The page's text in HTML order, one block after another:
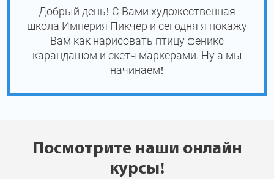
Добрый день! С Вами художественная
школа Империя Пикчер и сегодня я покажу
Вам как нарисовать птицу феникс
карандашом и скетч маркерами. Ну а мы
начинаем!
Посмотрите наши онлайн
курсы!